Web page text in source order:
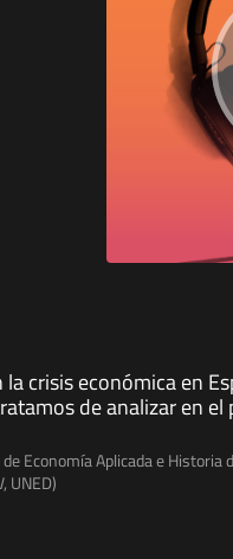
crisis económica en
de analizar en el
Economía Aplicada e Historia
UNED)